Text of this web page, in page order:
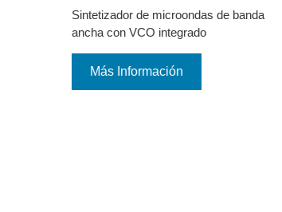
Sintetizador de microondas de banda
ancha con VCO integrado
Más Información